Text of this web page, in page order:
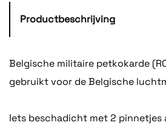
Productbeschrijving
Belgische militaire petkokarde
gebruikt voor de Belgische
Iets beschadicht met 2 pinnetjes